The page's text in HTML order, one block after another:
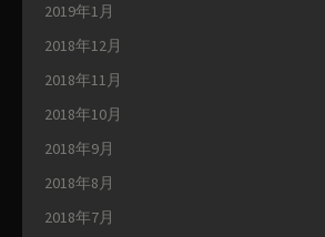
2019年1月
2018年12月
2018年11月
2018年10月
2018年9月
2018年8月
2018年7月